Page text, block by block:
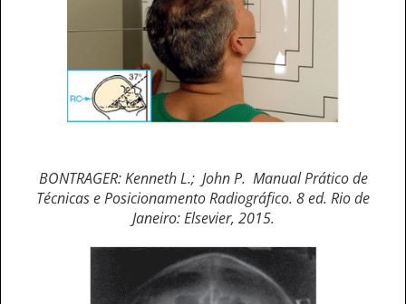
BONTRAGER: Kenneth L.; John P. Manual Prático de
Técnicas e Posicionamento Radiográfico. 8 ed. Rio de
Janeiro: Elsevier, 2015.